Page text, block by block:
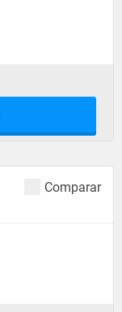
Comparar